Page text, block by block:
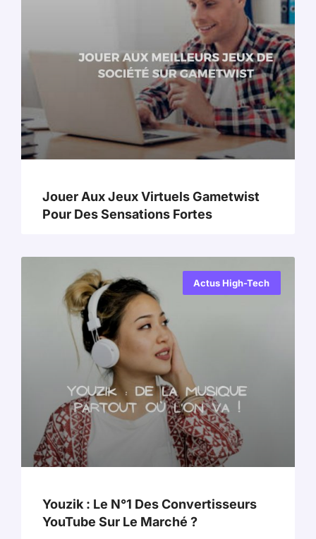
Jouer Aux Jeux Virtuels Gametwist
Pour Des Sensations Fortes
Actus High-Tech
Youzik : Le N°1 Des Convertisseurs
YouTube Sur Le Marché ?